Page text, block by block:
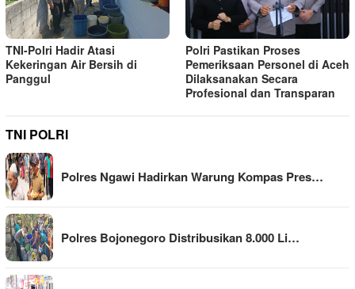
TNI-Polri Hadir Atasi
Kekeringan Air Bersih di
Panggul
Polri Pastikan Proses
Pemeriksaan Personel di Aceh
Dilaksanakan Secara
Profesional dan Transparan
TNI POLRI
Polres Ngawi Hadirkan Warung Kompas Pres…
Polres Bojonegoro Distribusikan 8.000 Li…